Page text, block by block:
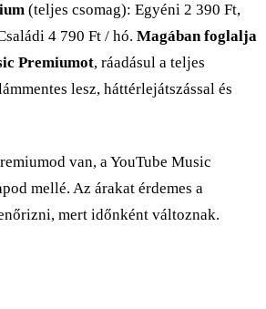
(teljes csomag): Egyéni 2 390 Ft,
4 790 Ft / hó. Magában foglalja
Premiumot, ráadásul a teljes
lesz, háttérlejátszással és
van, a YouTube Music
mellé. Az árakat érdemes a
mert időnként változnak.